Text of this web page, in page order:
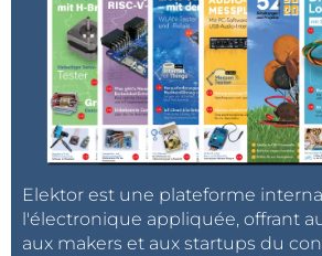
Elektor est une plateforme
l'électronique appliquée, offrant
aux makers et aux startups du